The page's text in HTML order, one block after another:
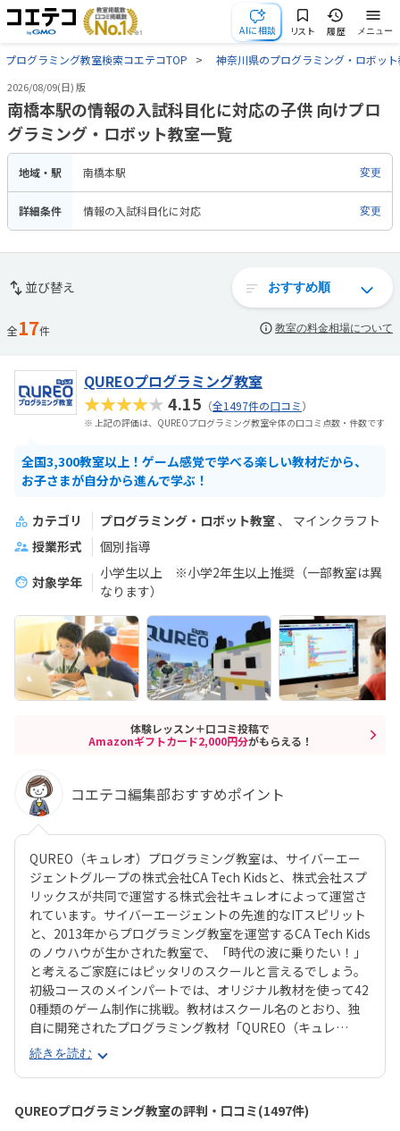
AIに相談 リスト 履歴 メニュー
プログラミング教室検索コエテコTOP 神奈川県のプログラミング・ロボッ
2026/08/09(日) 版
南橋本駅の情報の入試科目化に対応の子供 向けプロ
グラミング・ロボット教室一覧
地域・駅 南橋本駅 変更
詳細条件 情報の入試科目化に対応 変更
並び替え
全17件 教室の料金相場について
QUREOプログラミング教室
★★★★★4.15 （全1497件の口コミ）
※ 上記の評価は、QUREOプログラミング教室全体の口コミ点数・件数です
全国3,300教室以上！ゲーム感覚で学べる楽しい教材だから、
お子さまが自分から進んで学ぶ！
カテゴリ プログラミング・ロボット教室
マインクラフト
授業形式
個別指導
対象学年
小学生以上 ※小学2年生以上推奨（一部教室は異
なります）
体験レッスン＋口コミ投稿で
Amazonギフトカード2,000円分がもらえる！
コエテコ編集部おすすめポイント
QUREO（キュレオ）プログラミング教室は、サイバーエー
ジェントグループの株式会社CA Tech Kidsと、株式会社スプ
リックスが共同で運営する株式会社キュレオによって運営さ
れています。サイバーエージェントの先進的なITスピリット
と、2013年からプログラミング教室を運営するCA Tech Kids
のノウハウが生かされた教室で、「時代の波に乗りたい！」
と考えるご家庭にはピッタリのスクールと言えるでしょう。
初級コースのメインパートでは、オリジナル教材を使って42
0種類のゲーム制作に挑戦。教材はスクール名のとおり、独
自に開発されたプログラミング教材「QUREO（キュレ
オ）」です。スマホゲームのような感覚でサクサク進められ
るのに、本格的な内容が学べるのが魅力。子どもにとっても
「やらされている感」がないので、楽しくゲームをクリアし
ていくようなペースでどんどん学習を進めていけます。教材
のデザイン性も高く、実際にスマホゲーム開発で使用されて
続きを読む
QUREOプログラミング教室の評判・口コミ(1497件)